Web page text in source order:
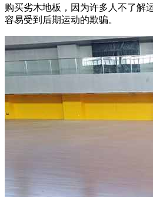
购买劣木地板，因为许多人不了解
容易受到后期运动的欺骗。